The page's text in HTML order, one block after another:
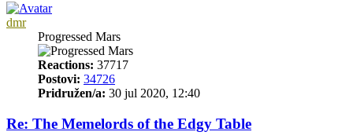
dmr
Progressed Mars
Reactions: 37717
Postovi: 34726
Pridružen/a: 30 jul 2020, 12:40
Re: The Memelords of the Edgy Table